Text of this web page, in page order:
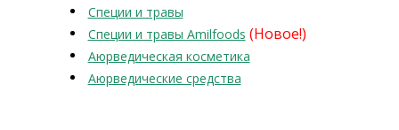
Специи и травы
Специи и травы Amilfoods (Новое!)
Аюрведическая косметика
Аюрведические средства